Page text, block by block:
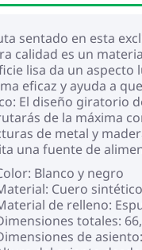
sentado en esta
calidad es un
lisa da un aspecto
eficaz y ayuda a
El diseño giratorio
de la máxima
de metal y
una fuente de
Blanco y negro
Cuero
de relleno:
totales:
de